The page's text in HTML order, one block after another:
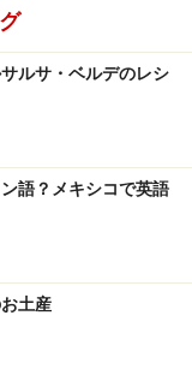
、チレを表面が黒
たら、火を止めま
せん。
ルサ・ベルデのレシ
語？メキシコで英語
土産